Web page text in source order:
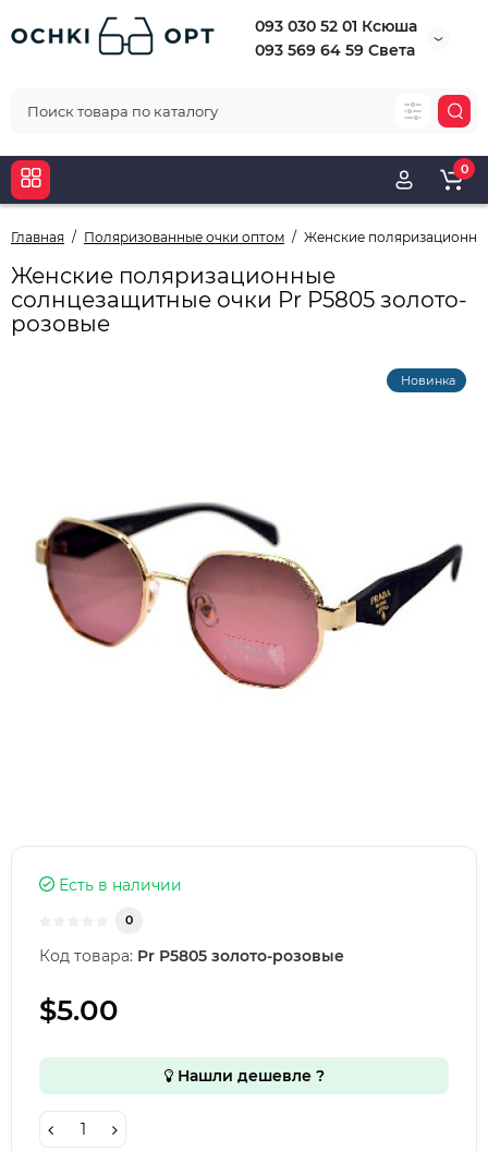
093 030 52 01 Ксюша
093 569 64 59 Света
0
Главная Поляризованные очки оптом Женские
Женские поляризационные
солнцезащитные очки Pr Р5805 золото-
розовые
Новинка
Есть в наличии
0
Код товара: Pr Р5805 золото-розовые
$5.00
Нашли дешевле ?